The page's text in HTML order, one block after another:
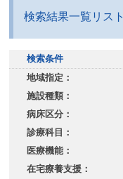
検索結果一覧リスト
検索条件
地域指定：
施設種類：
病床区分：
診療科目：
医療機能：
在宅療養支援：